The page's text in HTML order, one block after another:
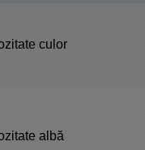
culor
albă